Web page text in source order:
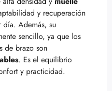
y recuperación
día. Además, su
sencillo, ya que los
de brazo son
. Es el equilibrio
y practicidad.